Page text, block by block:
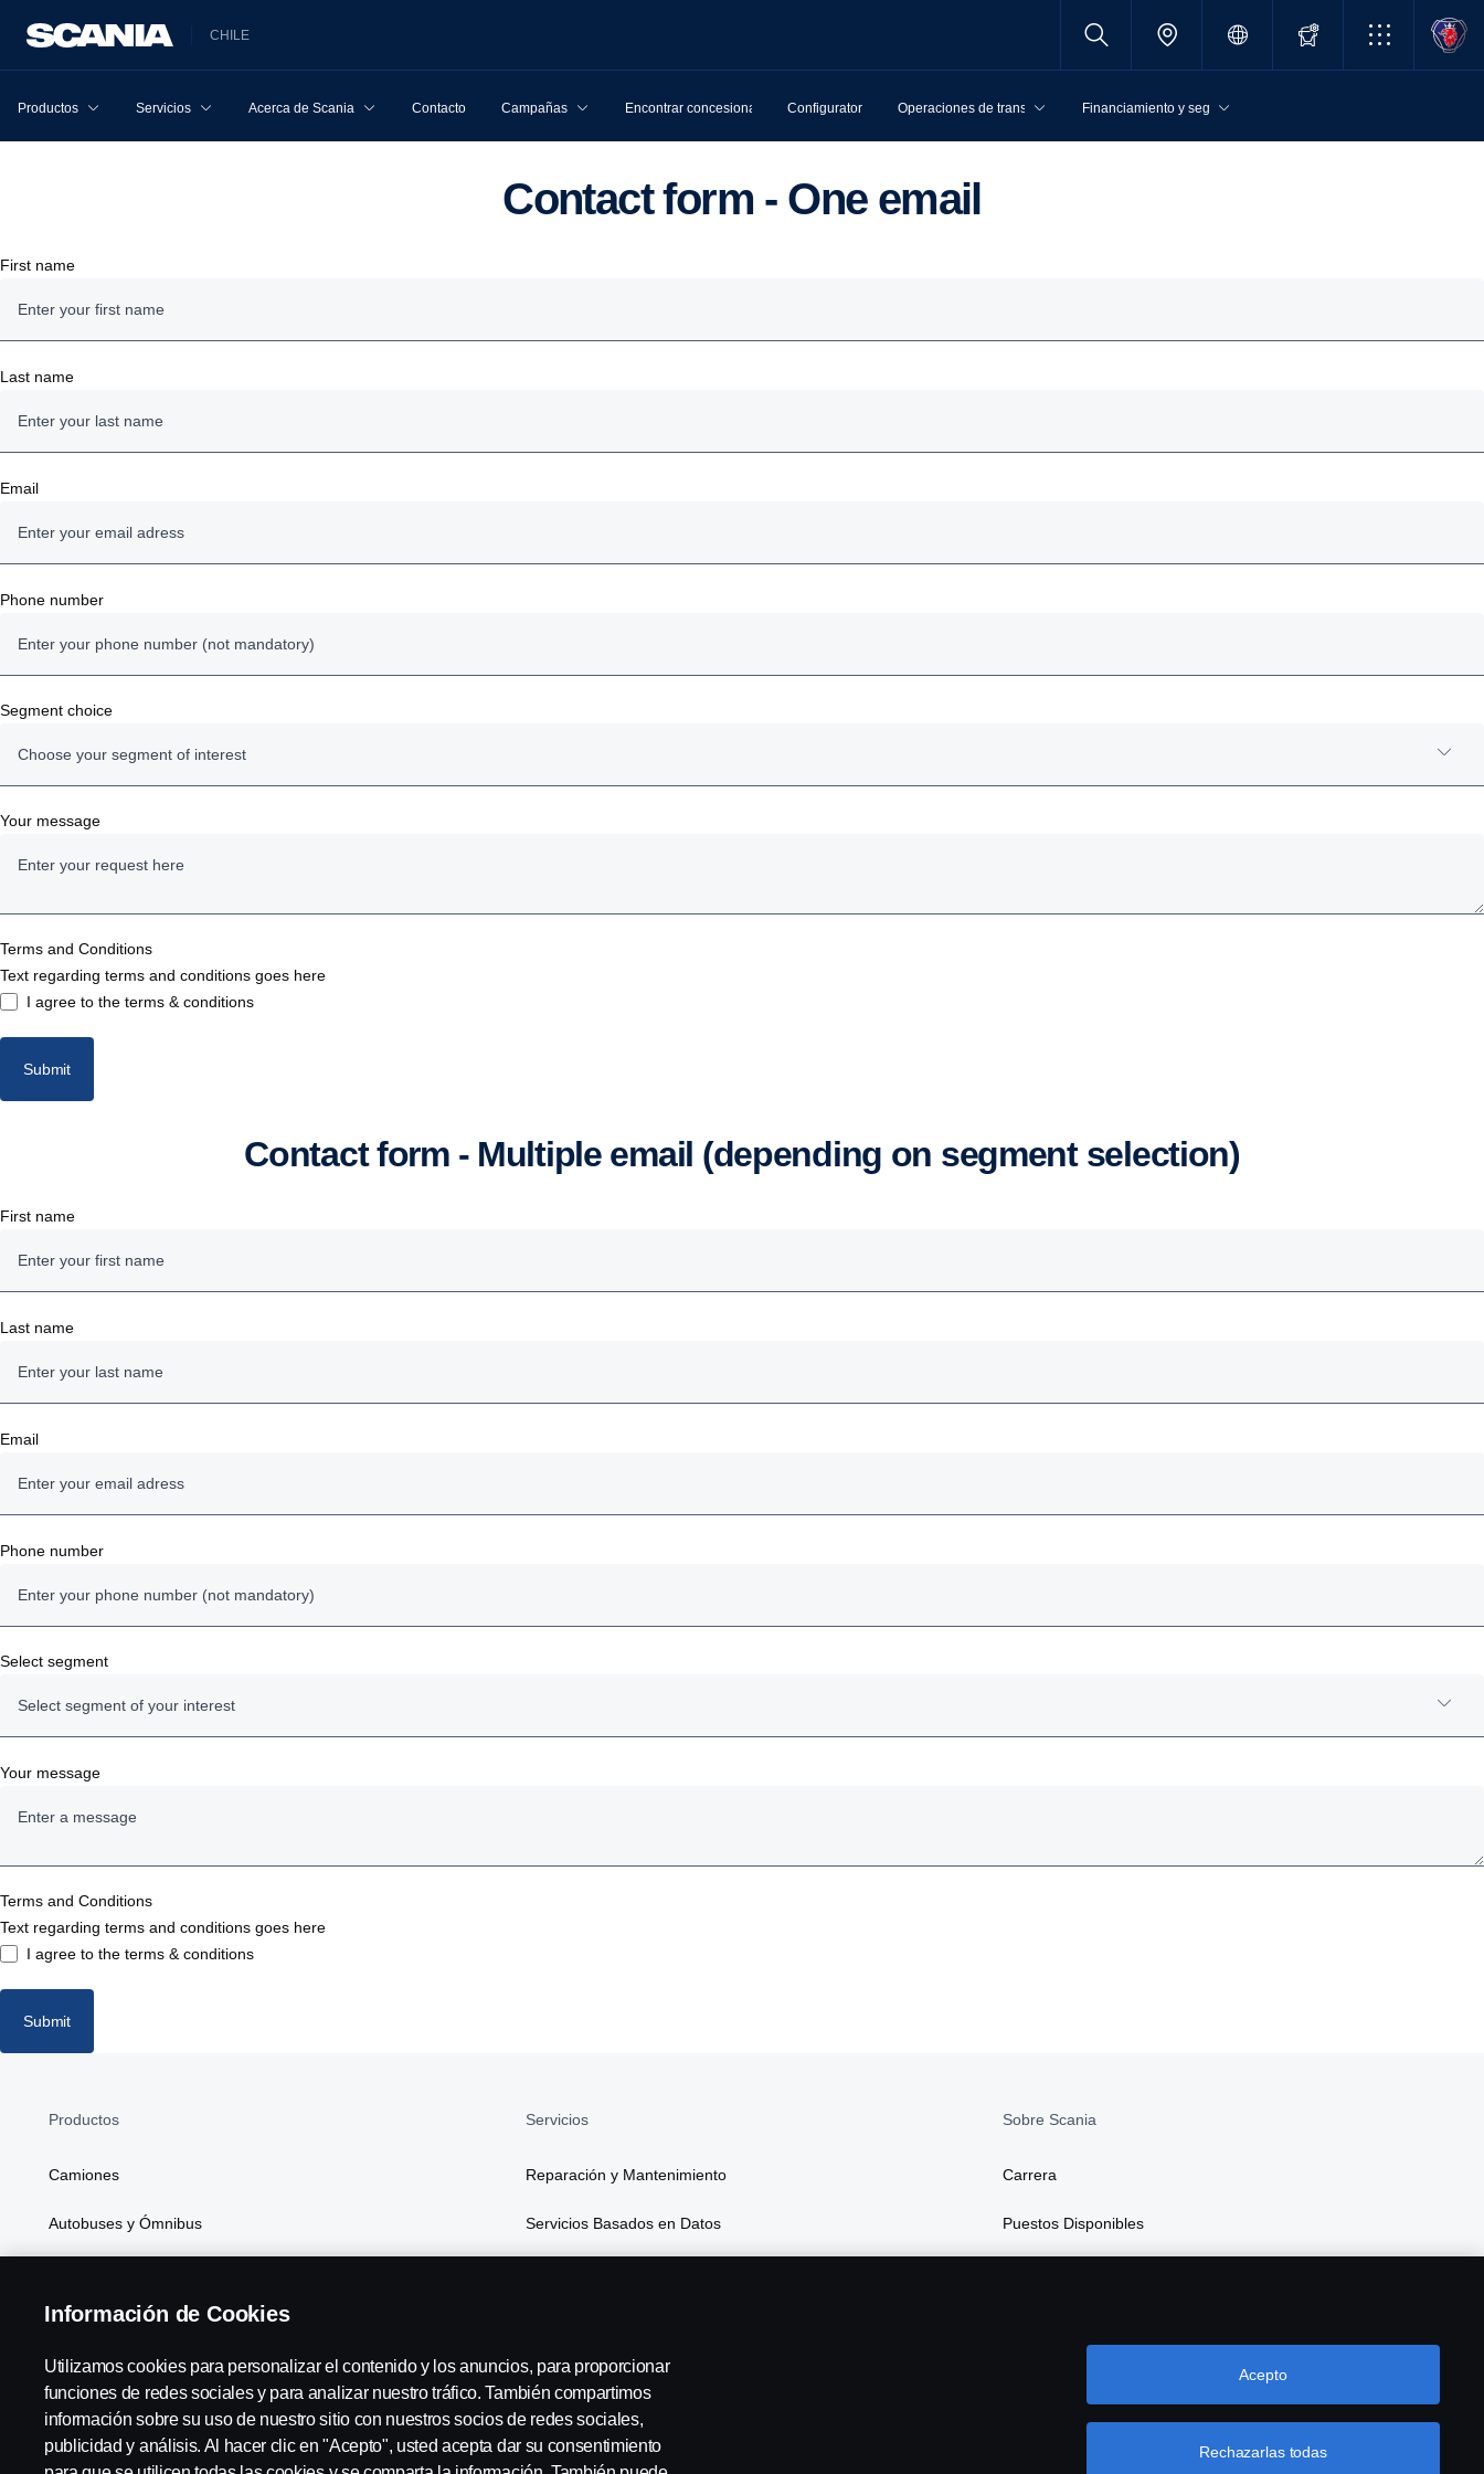
CHILE
Productos Servicios Acerca de Scania Contacto Campañas Encontrar concesionarios Configurator Operaciones de transporte Financiamiento y seguros
Contact form - One email
First name
Last name
Email
Phone number
Segment choice
Choose your segment of interest
Buses and coaches
Service
Your message
Terms and Conditions
Text regarding terms and conditions goes here
I agree to the terms & conditions
Submit
Contact form - Multiple email (depending on segment selection)
First name
Last name
Email
Phone number
Select segment
Select segment of your interest
Buses and coaches
Your message
Terms and Conditions
Text regarding terms and conditions goes here
I agree to the terms & conditions
Submit
Productos
Camiones
Autobuses y Ómnibus
Atributos
Servicios
Reparación y Mantenimiento
Servicios Basados en Datos
Sobre Scania
Carrera
Puestos Disponibles
Scania in Your Region: Chile
Información de Cookies
Utilizamos cookies para personalizar el contenido y los anuncios, para proporcionar
funciones de redes sociales y para analizar nuestro tráfico. También compartimos
información sobre su uso de nuestro sitio con nuestros socios de redes sociales,
publicidad y análisis. Al hacer clic en "Acepto", usted acepta dar su consentimiento
Rechazarlas todas
Acepto